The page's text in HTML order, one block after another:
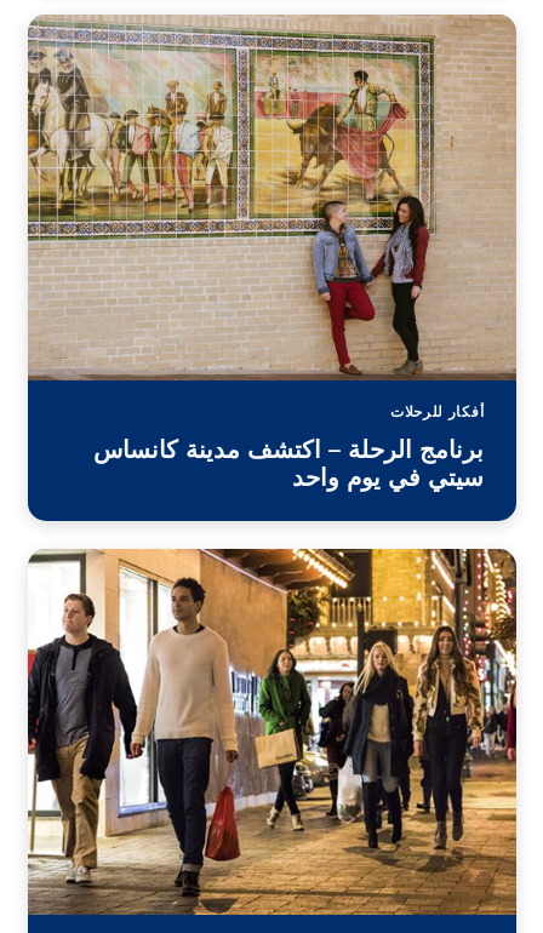
أفكار للرحلات
برنامج الرحلة – اكتشف مدينة كانساس
سيتي في يوم واحد